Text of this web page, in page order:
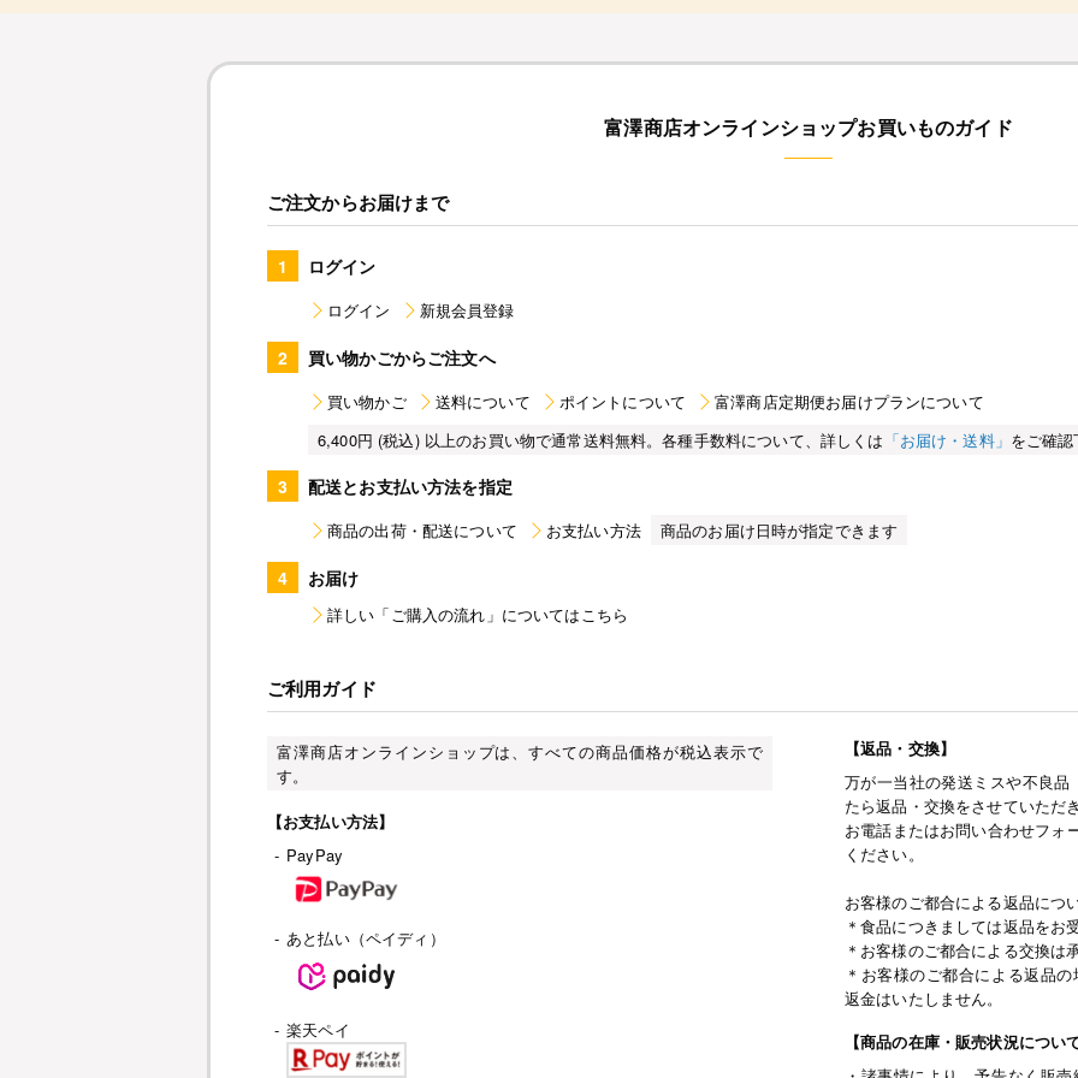
富澤商店オンラインショップお買いものガイド
ご注文からお届けまで
1 ログイン
ログイン 新規会員登録
2 買い物かごからご注文へ
買い物かご 送料について ポイントについて
富澤商店定期便お届けプランについて
6,400円 (税込) 以上のお買い物で通常送料無料。各種手数料について、詳しくは 「お届け・送料」 をご確
3 配送とお支払い方法を指定
商品の出荷・配送について お支払い方法 商品のお届け日時が指定できます
4 お届け
詳しい「ご購入の流れ」についてはこちら
ご利用ガイド
富澤商店オンラインショップは、すべての商品価格が税込表示で
す。
【お支払い方法】
- PayPay
- あと払い（ペイディ）
- 楽天ペイ
【返品・交換】
万が一当社の発送ミスや不良
たら返品・交換をさせていただ
お電話またはお問い合わせフォ
ください。
お客様のご都合による返品につ
＊食品につきましては返品をお
＊お客様のご都合による交換は
＊お客様のご都合による返品
返金はいたしません。
【商品の在庫・販売状況につい